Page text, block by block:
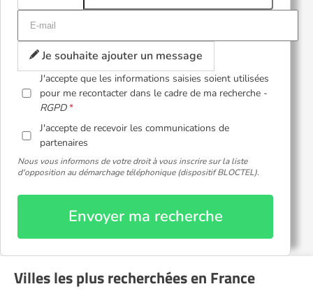
Je souhaite ajouter un message
J'accepte que les informations saisies soient utilisées
pour me recontacter dans le cadre de ma recherche -
RGPD
J'accepte de recevoir les communications de
partenaires
Nous vous informons de votre droit à vous inscrire sur la liste
d'opposition au démarchage téléphonique (dispositif BLOCTEL).
Envoyer ma recherche
Villes les plus recherchées en France